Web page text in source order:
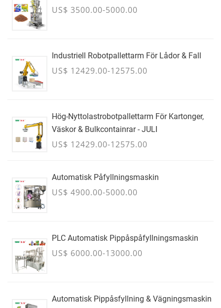
US$ 3500.00-5000.00
Industriell Robotpallettarm För Lådor & Fall
US$ 12429.00-12575.00
Hög-Nyttolastrobotpallettarm För Kartonger,
Väskor & Bulkcontainrar - JULI
US$ 12429.00-12575.00
Automatisk Påfyllningsmaskin
US$ 4900.00-5000.00
PLC Automatisk Pippåspåfyllningsmaskin
US$ 6000.00-13000.00
Automatisk Pippåsfyllning & Vägningsmaskin